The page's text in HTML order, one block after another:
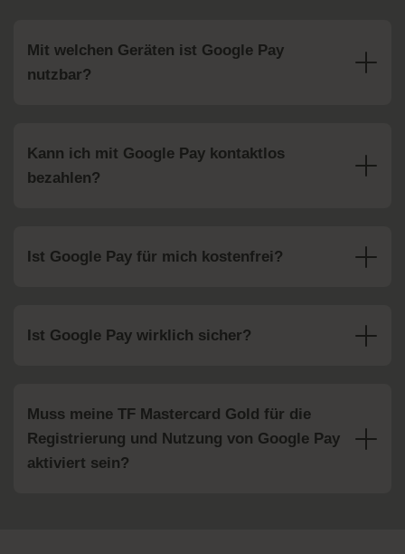
Mit welchen Geräten ist Google Pay
nutzbar?
Kann ich mit Google Pay kontaktlos
bezahlen?
Ist Google Pay für mich kostenfrei?
Ist Google Pay wirklich sicher?
Muss meine TF Mastercard Gold für die
Registrierung und Nutzung von Google Pay
aktiviert sein?